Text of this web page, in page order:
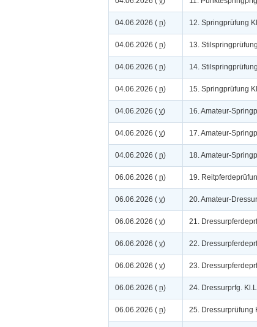
04.06.2026 ( n) 12. Springprüfung
04.06.2026 ( n) 13.
04.06.2026 ( n) 14.
04.06.2026 ( n) 15. Springprüfung
04.06.2026 ( v) 16. Amateur-
04.06.2026 ( v) 17. Amateur-
04.06.2026 ( n) 18. Amateur-
06.06.2026 ( n) 19.
06.06.2026 ( v) 20. Amateur-
06.06.2026 ( v) 21.
06.06.2026 ( v) 22.
06.06.2026 ( v) 23.
06.06.2026 ( n) 24. Dressurprfg.
06.06.2026 ( n) 25. Dressurprüfung